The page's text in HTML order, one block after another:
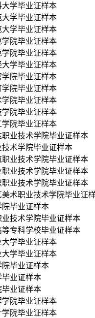
大学毕业证样本
大学毕业证样本
大学毕业证样本
学院毕业证样本
学院毕业证样本
大学毕业证样本
学院毕业证样本
学院毕业证样本
学院毕业证样本
学院毕业证样本
学院毕业证样本
职业技术学院毕业证样本
技术学院毕业证样本
职业技术学院毕业证样本
职业技术学院毕业证样本
职业技术学院毕业证样本
美术职业技术学院毕业证
院毕业证样本
业技术学院毕业证样本
等专科学校毕业证样本
大学毕业证样本
大学毕业证样本
院毕业证样本
毕业证样本
毕业证样本
学院毕业证样本
学院毕业证样本